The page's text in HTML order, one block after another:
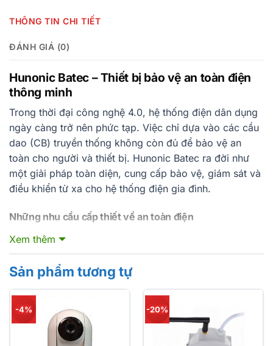
THÔNG TIN CHI TIẾT
ĐÁNH GIÁ (0)
Hunonic Batec – Thiết bị bảo vệ an toàn điện
thông minh
Trong thời đại công nghệ 4.0, hệ thống điện dân dụng
ngày càng trở nên phức tạp. Việc chỉ dựa vào các cầu
dao (CB) truyền thống không còn đủ để bảo vệ an
toàn cho người và thiết bị. Hunonic Batec ra đời như
một giải pháp toàn diện, cung cấp bảo vệ, giám sát và
điều khiển từ xa cho hệ thống điện gia đình.
Những nhu cầu cấp thiết về an toàn điện
Đại dương tai nạn liên quan đến điện vẫn còn nhiều ở
Xem thêm
Sản phẩm tương tự
-4% -20%